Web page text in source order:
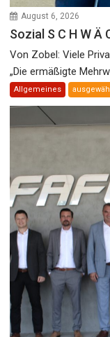
August 6, 2026
Sozial S C H W Ä
Von Zobel: Viele
„Die ermäßigte
Allgemeines